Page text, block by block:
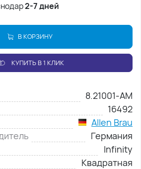
2-7 дней
В КОРЗИНУ
КУПИТЬ В 1 КЛИК
8.21001-AM
16492
Allen Brau
Германия
Infinity
Квадратная